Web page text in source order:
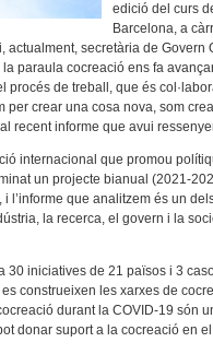
edició del curs
Barcelona, a
actualment, secretària de Govern
la paraula cocreació ens fa
procés de treball, que és
crear una cosa nova, som
recent informe que avui
internacional que promou
un projecte bianual (2021-
l’informe que analitzem és un
la recerca, el govern i la
30 iniciatives de 21 països i 3
construeixen les xarxes de
durant la COVID-19 són
donar suport a la cocreació en el